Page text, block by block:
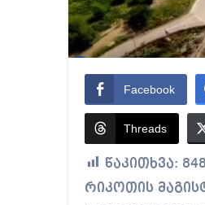
Facebook
Threads
წაკითხვა: 848
რიკოთის მაგისტრალური გზის მშენებლობის პროექტის ფარგლებში, შორაპანი-